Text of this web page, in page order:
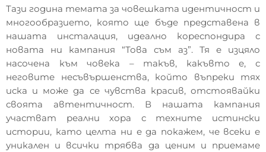
Тази година темата за човешката идентичност и
многообразието, която ще бъде представена в
нашата инсталация, идеално кореспондира с
новата ни кампания “Това съм аз”. Тя е изцяло
насочена към човека – такъв, какъвто е, с
неговите несъвършенства, който въпреки тях
иска и може да се чувства красив, отстоявайки
своята автентичност. В нашата кампания
участват реални хора с техните истински
истории, като целта ни е да покажем, че всеки е
уникален и всички трябва да ценим и приемаме